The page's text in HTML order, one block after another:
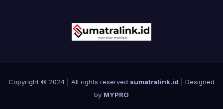
Copyright © 2024 | All rights reserved sumatralink.id | Designed
by MYPRO